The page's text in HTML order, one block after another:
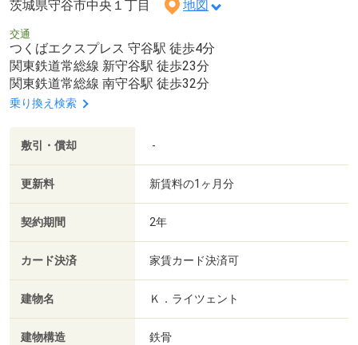
茨城県守谷市中央１丁目 地図
交通
つくばエクスプレス 守谷駅 徒歩4分
関東鉄道常総線 新守谷駅 徒歩23分
関東鉄道常総線 南守谷駅 徒歩32分
乗り換え検索
敷引・償却 -
更新料 新賃料の1ヶ月分
契約期間 2年
カード決済 家賃カード決済可
建物名 Ｋ．ライツェント
建物構造 鉄骨